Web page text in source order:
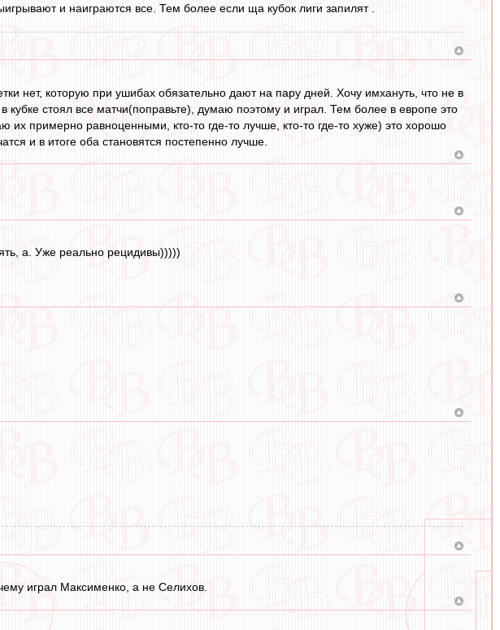
и наиграются все. Тем более если ща кубок лиги запилят .
нет, которую при ушибах обязательно дают на пару дней. Хочу имхануть, что не в
стоял все матчи(поправьте), думаю поэтому и играл. Тем более в европе это
их примерно равноценными, кто-то где-то лучше, кто-то где-то хуже) это хорошо
и в итоге оба становятся постепенно лучше.
а. Уже реально рецидивы)))))
играл Максименко, а не Селихов.